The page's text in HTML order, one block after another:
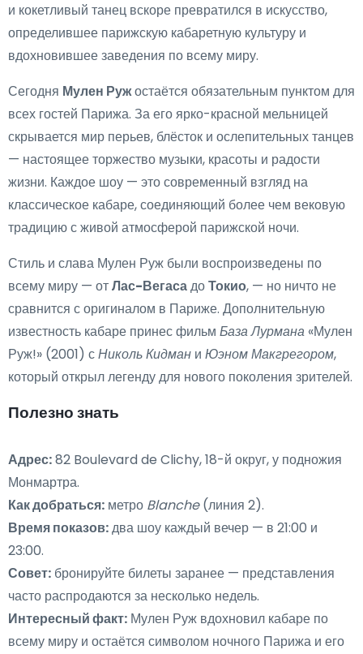
и кокетливый танец вскоре превратился в искусство,
определившее парижскую кабаретную культуру и
вдохновившее заведения по всему миру.
Сегодня Мулен Ружостаётся обязательным пунктом для
всех гостей Парижа. За его ярко-красной мельницей
скрывается мир перьев, блёсток и ослепительных танцев
— настоящее торжество музыки, красоты и радости
жизни. Каждое шоу — это современный взгляд на
классическое кабаре, соединяющий более чем вековую
традицию с живой атмосферой парижской ночи.
Стиль и слава Мулен Руж были воспроизведены по
всему миру — отЛас-ВегасадоТокио, — но ничто не
сравнится с оригиналом в Париже. Дополнительную
известность кабаре принес фильм База Лурмана «Мулен
Руж!» (2001) сНиколь Кидман и Юэном Макгрегором,
который открыл легенду для нового поколения зрителей.
Полезно знать
Адрес:82 Boulevard de Clichy, 18-й округ, у подножия
Монмартра.
Как добраться: метро Blanche(линия 2).
Время показов:два шоу каждый вечер — в 21:00 и
23:00.
Совет: бронируйте билеты заранее — представления
часто распродаются за несколько недель.
Интересный факт: Мулен Руж вдохновил кабаре по
всему миру и остаётся символом ночного Парижа и его